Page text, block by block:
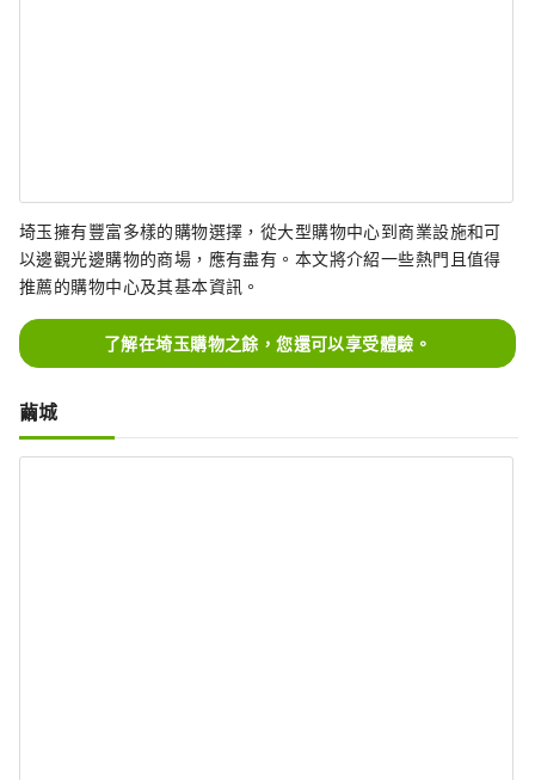
埼玉擁有豐富多樣的購物選擇，從大型購物中心到商業設施和可
以邊觀光邊購物的商場，應有盡有。本文將介紹一些熱門且值得
推薦的購物中心及其基本資訊。
了解在埼玉購物之餘，您還可以享受體驗。
繭城